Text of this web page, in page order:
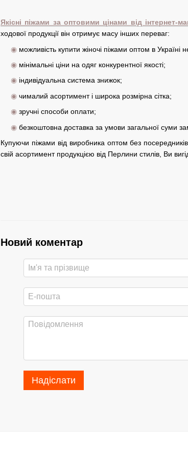
Якісні піжами за оптовими цінами від інтернет-
ходової продукції він отримує масу інших переваг:
◉ можливість купити жіночі піжами оптом в Україні
◉ мінімальні ціни на одяг конкурентної якості;
◉ індивідуальна система знижок;
◉ чималий асортимент і широка розмірна сітка;
◉ зручні способи оплати;
◉ безкоштовна доставка за умови загальної суми
Купуючи піжами від виробника оптом без
свій асортимент продукцією від Перлини стилів, Ви
Новий коментар
Надіслати